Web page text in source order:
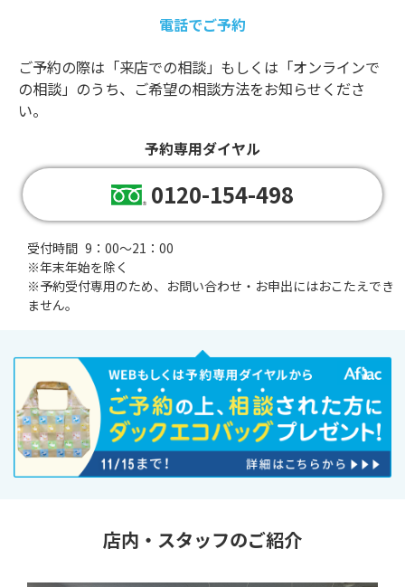
電話でご予約
ご予約の際は「来店での相談」もしくは「オンラインで
の相談」のうち、ご希望の相談方法をお知らせくださ
い。
予約専用ダイヤル
0120-154-498
受付時間 9：00～21：00
※年末年始を除く
※予約受付専用のため、お問い合わせ・お申出にはおこたえでき
ません。
店内・スタッフのご紹介